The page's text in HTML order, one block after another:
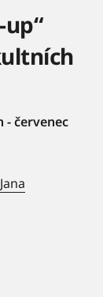
- červenec
Jana